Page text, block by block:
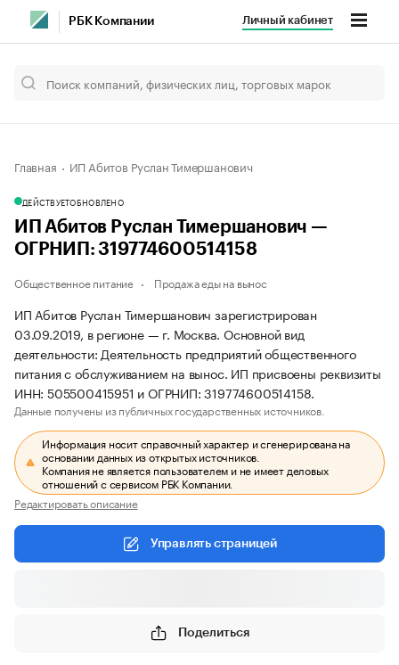
РБК Компании Личный кабинет
Главная ИП Абитов Руслан Тимершанович
ДЕЙСТВУЕТОБНОВЛЕНО
ИП Абитов Руслан Тимершанович —
ОГРНИП: 319774600514158
Общественное питание Продажа еды на вынос
ИП Абитов Руслан Тимершанович зарегистрирован
03.09.2019, в регионе — г. Москва. Основной вид
деятельности: Деятельность предприятий общественного
питания с обслуживанием на вынос. ИП присвоены реквизиты
ИНН: 505500415951 и ОГРНИП: 319774600514158.
Данные получены из публичных государственных источников.
Информация носит справочный характер и сгенерирована на
основании данных из открытых источников.
Компания не является пользователем и не имеет деловых
отношений с сервисом РБК Компании.
Редактировать описание
Управлять страницей
Поделиться